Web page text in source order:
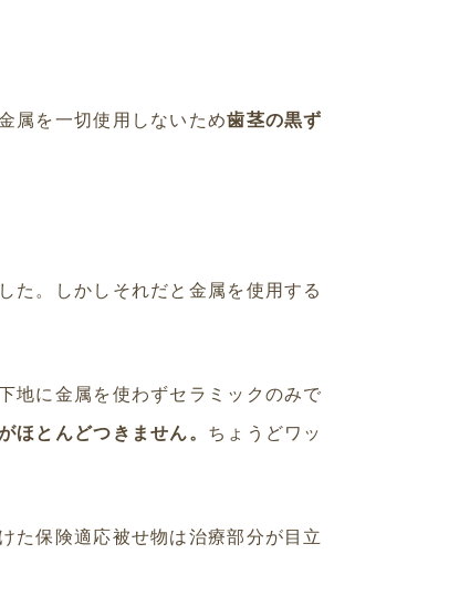
属を一切使用しないため歯茎の黒ず
た。しかしそれだと金属を使用する
地に金属を使わずセラミックのみで
ほとんどつきません。 ちょうどワッ
た保険適応被せ物は治療部分が目立